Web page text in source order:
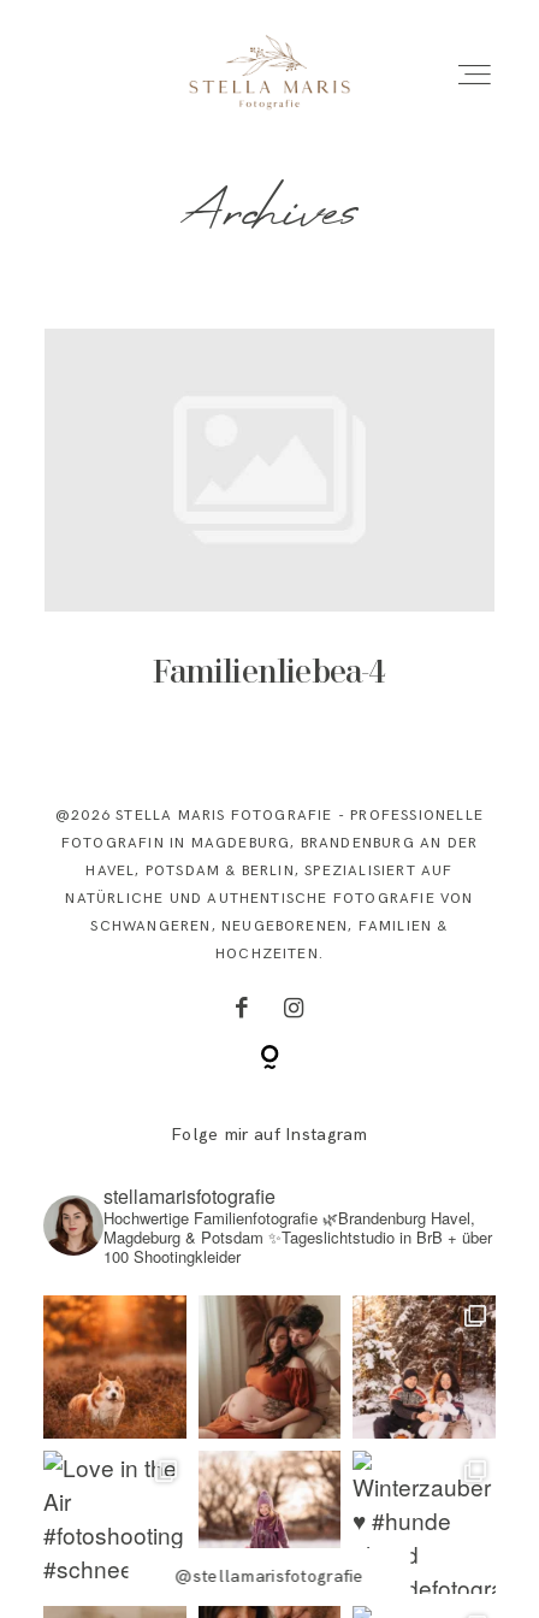
EINBLICKE
Archives
Familienliebea-4
@2026 STELLA MARIS FOTOGRAFIE - PROFESSIONELLE
FOTOGRAFIN IN MAGDEBURG, BRANDENBURG AN DER
HAVEL, POTSDAM & BERLIN, SPEZIALISIERT AUF
NATÜRLICHE UND AUTHENTISCHE FOTOGRAFIE VON
SCHWANGEREN, NEUGEBORENEN, FAMILIEN &
HOCHZEITEN.
Folge mir auf Instagram
@stellamarisfotografie
stellamarisfotografie
Hochwertige Familienfotografie🌿Brandenburg Havel,
Magdeburg & Potsdam ✨Tageslichtstudio in BrB + über
100 Shootingkleider